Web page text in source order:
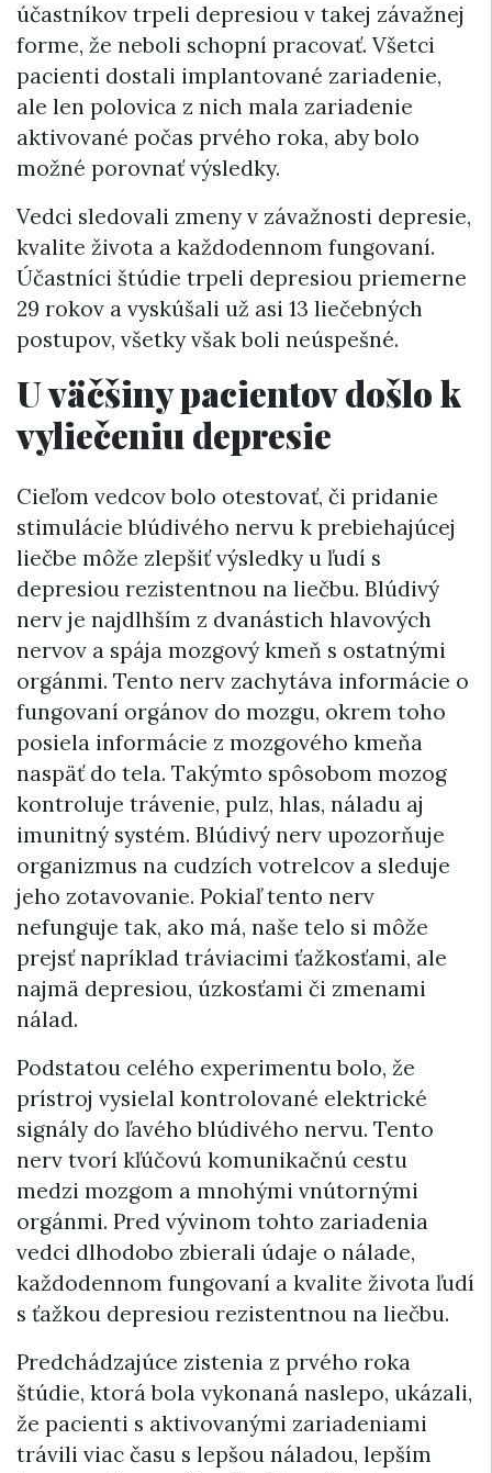
účastníkov trpeli depresiou v takej závažnej
forme, že neboli schopní pracovať. Všetci
pacienti dostali implantované zariadenie,
ale len polovica z nich mala zariadenie
aktivované počas prvého roka, aby bolo
možné porovnať výsledky.
Vedci sledovali zmeny v závažnosti depresie,
kvalite života a každodennom fungovaní.
Účastníci štúdie trpeli depresiou priemerne
29 rokov a vyskúšali už asi 13 liečebných
postupov, všetky však boli neúspešné.
U väčšiny pacientov došlo k
vyliečeniu depresie
Cieľom vedcov bolo otestovať, či pridanie
stimulácie blúdivého nervu k prebiehajúcej
liečbe môže zlepšiť výsledky u ľudí s
depresiou rezistentnou na liečbu. Blúdivý
nerv je najdlhším z dvanástich hlavových
nervov a spája mozgový kmeň s ostatnými
orgánmi. Tento nerv zachytáva informácie o
fungovaní orgánov do mozgu, okrem toho
posiela informácie z mozgového kmeňa
naspäť do tela. Takýmto spôsobom mozog
kontroluje trávenie, pulz, hlas, náladu aj
imunitný systém. Blúdivý nerv upozorňuje
organizmus na cudzích votrelcov a sleduje
jeho zotavovanie. Pokiaľ tento nerv
nefunguje tak, ako má, naše telo si môže
prejsť napríklad tráviacimi ťažkosťami, ale
najmä depresiou, úzkosťami či zmenami
nálad.
Podstatou celého experimentu bolo, že
prístroj vysielal kontrolované elektrické
signály do ľavého blúdivého nervu. Tento
nerv tvorí kľúčovú komunikačnú cestu
medzi mozgom a mnohými vnútornými
orgánmi. Pred vývinom tohto zariadenia
vedci dlhodobo zbierali údaje o nálade,
každodennom fungovaní a kvalite života ľudí
s ťažkou depresiou rezistentnou na liečbu.
Predchádzajúce zistenia z prvého roka
štúdie, ktorá bola vykonaná naslepo, ukázali,
že pacienti s aktivovanými zariadeniami
trávili viac času s lepšou náladou, lepším